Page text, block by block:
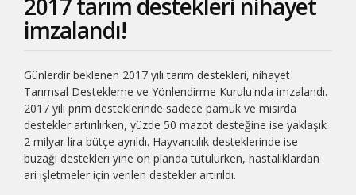
2017 tarım destekleri nihayet
imzalandı!
Günlerdir beklenen 2017 yılı tarım destekleri, nihayet
Tarımsal Destekleme ve Yönlendirme Kurulu'nda imzalandı.
2017 yılı prim desteklerinde sadece pamuk ve mısırda
destekler artırılırken, yüzde 50 mazot desteğine ise yaklaşık
2 milyar lira bütçe ayrıldı. Hayvancılık desteklerinde ise
buzağı destekleri yine ön planda tutulurken, hastalıklardan
ari işletmeler için verilen destekler artırıldı.